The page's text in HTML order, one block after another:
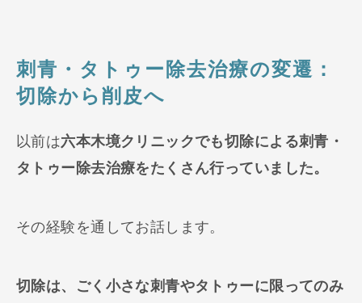
刺青・タトゥー除去治療の変遷：
切除から削皮へ
以前は六本木境クリニックでも切除による刺青・
タトゥー除去治療をたくさん行っていました。
その経験を通してお話します。
切除は、ごく小さな刺青やタトゥーに限ってのみ